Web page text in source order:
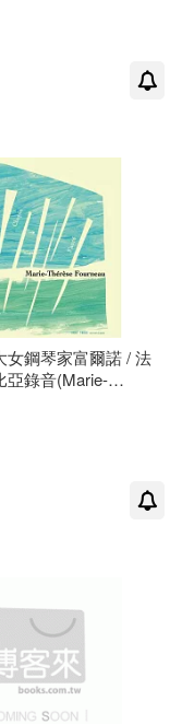
女鋼琴家富爾諾 / 法
亞錄音(Marie-
/ French